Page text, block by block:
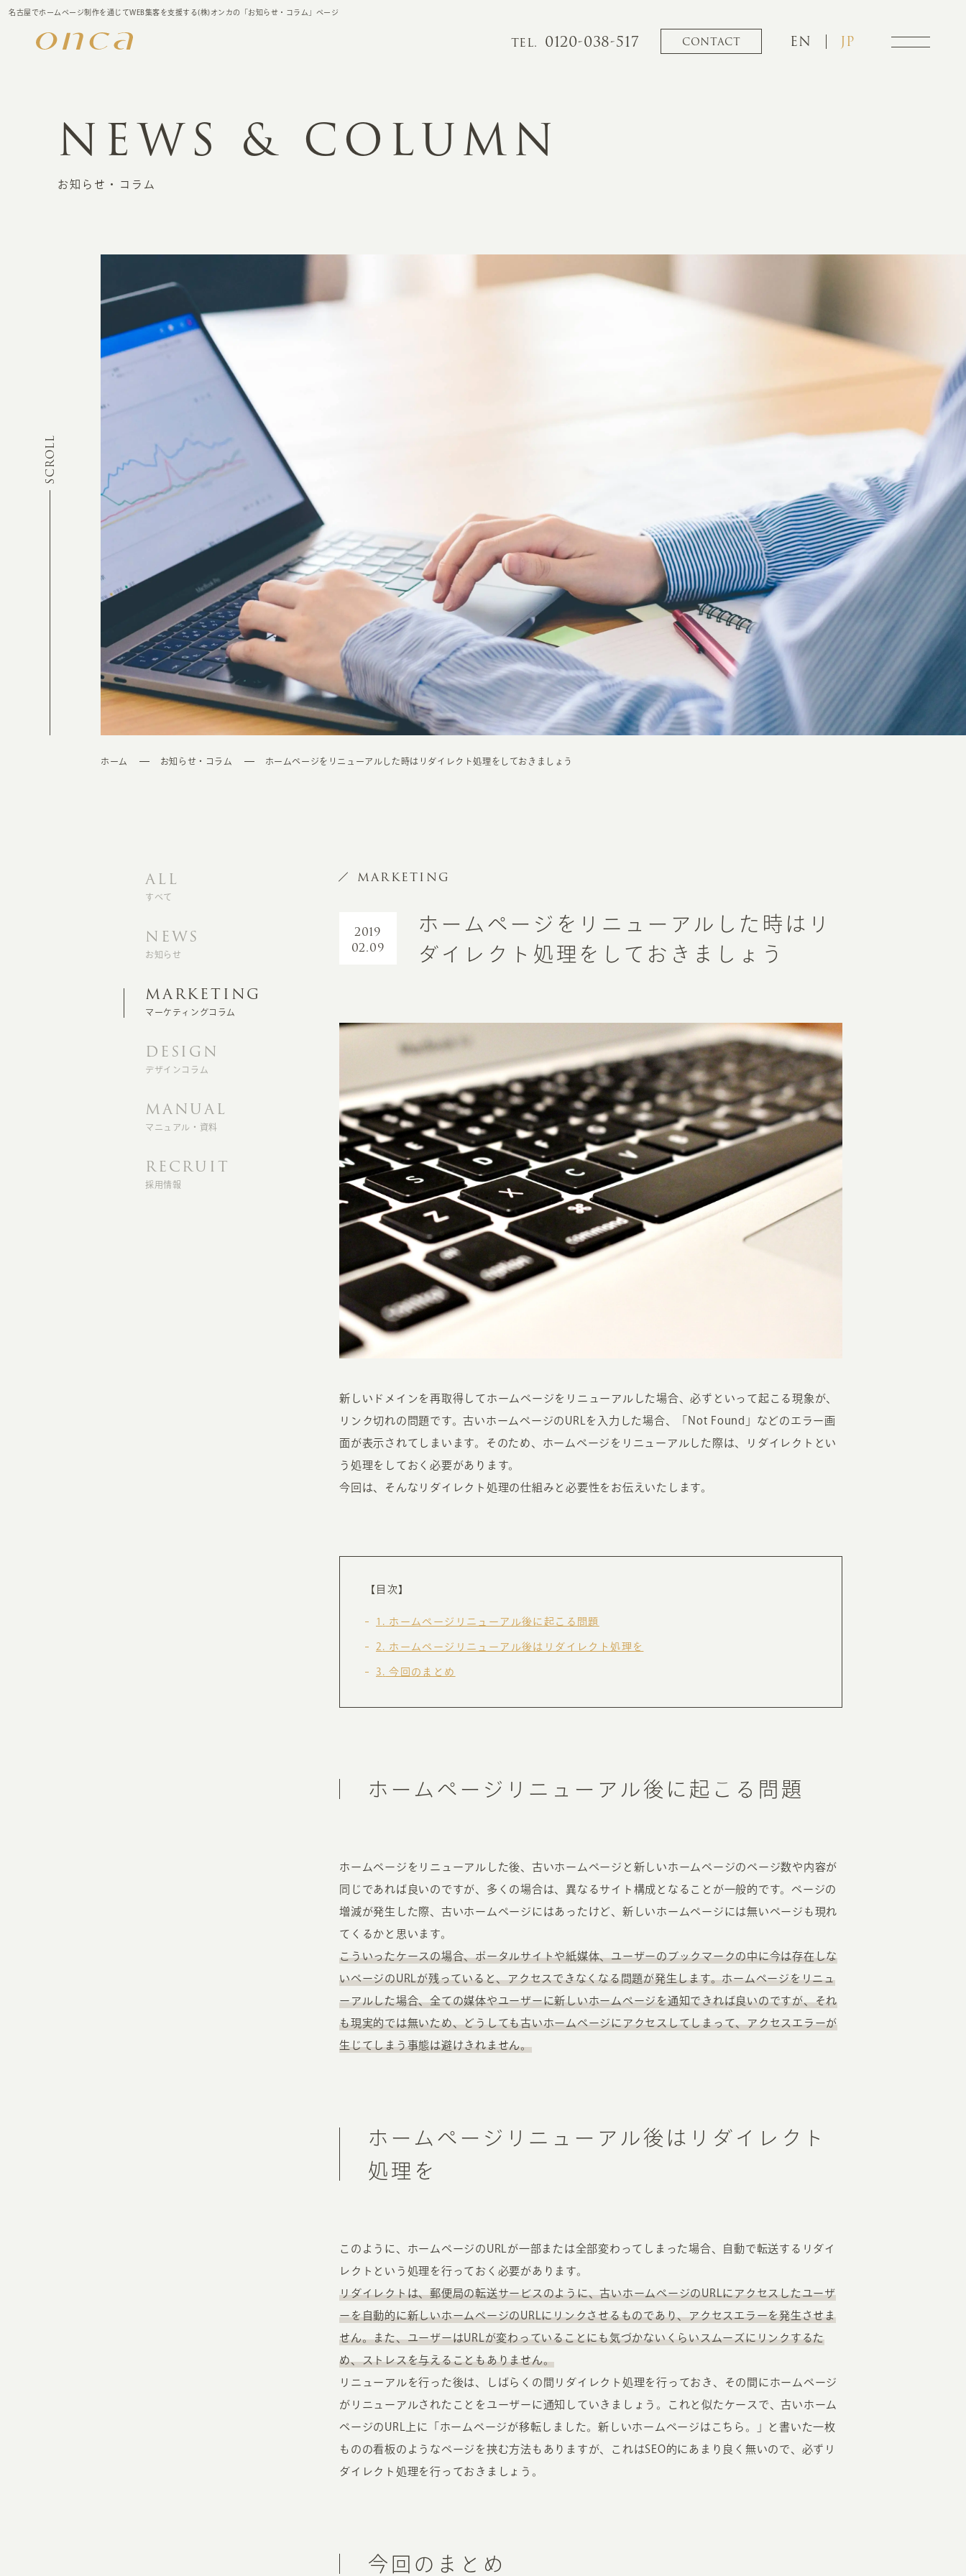
名古屋でホームページ制作を通じてWEB集客を支援する(株)オンカの「お知らせ・コラム」ページ
TEL. 0120-038-517 CONTACT EN JP
INFORMATION
ホームページ制作の流れ
お知らせ・コラム
ABOUT
社会貢献活動
CREATION
MARKETING
ユーザーの動きを分析するヒートマップ解析
NEWS & COLUMN
お知らせ・コラム
SCROLL
ホーム お知らせ・コラム ホームページをリニューアルした時はリダイレクト処理をしておきましょう
ALL
すべて
NEWS
お知らせ
MARKETING
マーケティングコラム
DESIGN
デザインコラム
MANUAL
マニュアル・資料
RECRUIT
採用情報
MARKETING
ホームページをリニューアルした時はリ
ダイレクト処理をしておきましょう
2019
02.09
新しいドメインを再取得してホームページをリニューアルした場合、必ずといって起こる現象が、
リンク切れの問題です。古いホームページのURLを入力した場合、「Not Found」などのエラー画
面が表示されてしまいます。そのため、ホームページをリニューアルした際は、リダイレクトとい
う処理をしておく必要があります。
今回は、そんなリダイレクト処理の仕組みと必要性をお伝えいたします。
【目次】
1 ホームページリニューアル後に起こる問題
2 ホームページリニューアル後はリダイレクト処理を
3 今回のまとめ
ホームページリニューアル後に起こる問題
ホームページをリニューアルした後、古いホームページと新しいホームページのページ数や内容が
同じであれば良いのですが、多くの場合は、異なるサイト構成となることが一般的です。ページの
増減が発生した際、古いホームページにはあったけど、新しいホームページには無いページも現れ
てくるかと思います。
こういったケースの場合、ポータルサイトや紙媒体、ユーザーのブックマークの中に今は存在しな
いページのURLが残っていると、アクセスできなくなる問題が発生します。ホームページをリニュ
ーアルした場合、全ての媒体やユーザーに新しいホームページを通知できれば良いのですが、それ
も現実的では無いため、どうしても古いホームページにアクセスしてしまって、アクセスエラーが
生じてしまう事態は避けきれません。
ホームページリニューアル後はリダイレクト
処理を
このように、ホームページのURLが一部または全部変わってしまった場合、自動で転送するリダイ
レクトという処理を行っておく必要があります。
リダイレクトは、郵便局の転送サービスのように、古いホームページのURLにアクセスしたユーザ
ーを自動的に新しいホームページのURLにリンクさせるものであり、アクセスエラーを発生させま
せん。また、ユーザーはURLが変わっていることにも気づかないくらいスムーズにリンクするた
め、ストレスを与えることもありません。
リニューアルを行った後は、しばらくの間リダイレクト処理を行っておき、その間にホームページ
がリニューアルされたことをユーザーに通知していきましょう。これと似たケースで、古いホーム
ページのURL上に「ホームページが移転しました。新しいホームページはこちら。」と書いた一枚
ものの看板のようなページを挟む方法もありますが、これはSEO的にあまり良く無いので、必ずリ
ダイレクト処理を行っておきましょう。
今回のまとめ